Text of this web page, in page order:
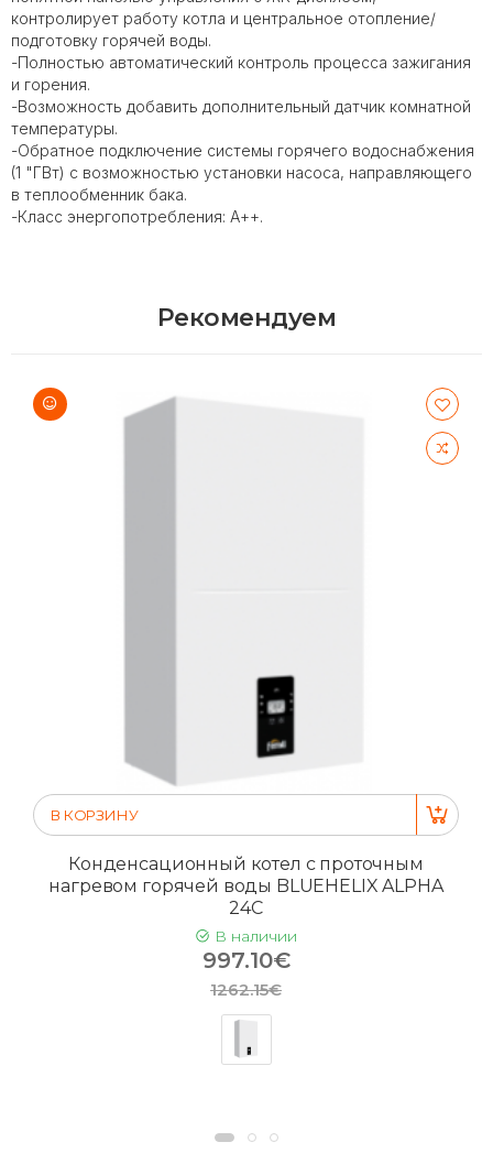
контролирует работу котла и центральное отопление/
подготовку горячей воды.
-Полностью автоматический контроль процесса зажигания
и горения.
-Возможность добавить дополнительный датчик комнатной
температуры.
-Обратное подключение системы горячего водоснабжения
(1 "ГВт) с возможностью установки насоса, направляющего
в теплообменник бака.
-Класс энергопотребления: А++.
Рекомендуем
В КОРЗИНУ
Конденсационный котел с проточным
нагревом горячей воды BLUEHELIX ALPHA
24C
В наличии
997.10€
1262.15€